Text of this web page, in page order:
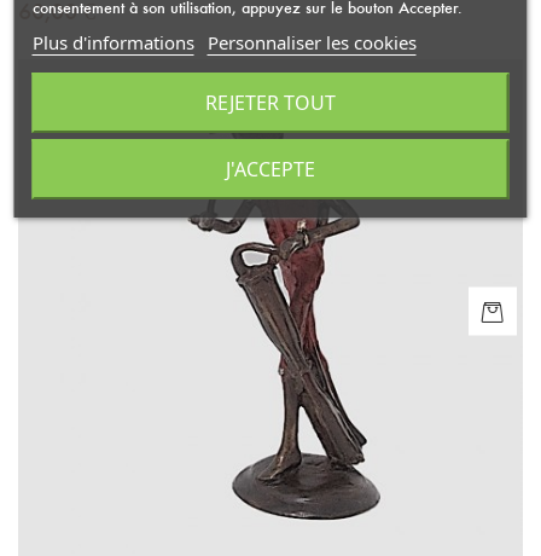
Prix
60,00 €
consentement à son utilisation, appuyez sur le bouton Accepter.
Plus d'informations Personnaliser les cookies
REJETER TOUT
J'ACCEPTE